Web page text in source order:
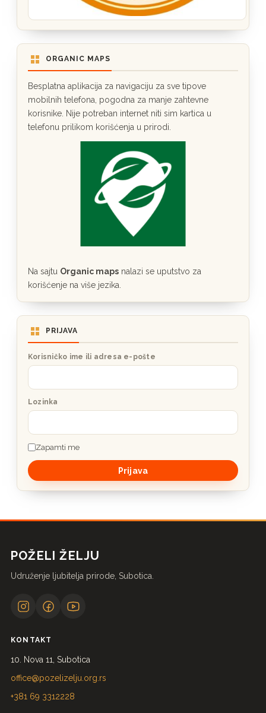
ORGANIC MAPS
Besplatna aplikacija za navigaciju za sve tipove
mobilnih telefona, pogodna za manje zahtevne
korisnike. Nije potreban internet niti sim kartica u
telefonu prilikom korišćenja u prirodi.
Na sajtu Organic maps nalazi se uputstvo za
korišćenje na više jezika.
PRIJAVA
Korisničko ime ili adresa e-pošte
Lozinka
Zapamti me
POŽELI ŽELJU
Udruženje ljubitelja prirode, Subotica.
KONTAKT
10. Nova 11, Subotica
office@pozelizelju.org.rs
+381 69 3312228